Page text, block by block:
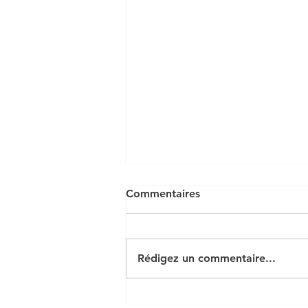
Commentaires
Rédigez un commentaire...